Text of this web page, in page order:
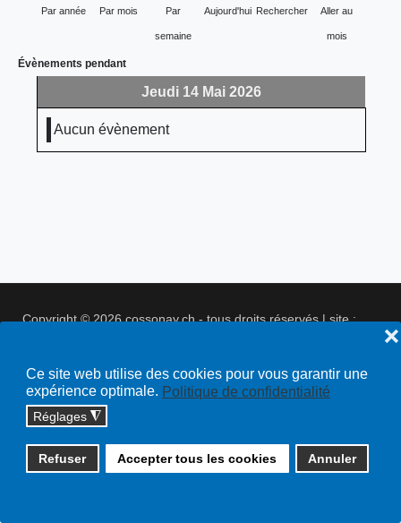
Ce site web utilise des cookies pour vous garantir une
expérience optimale. Politique de confidentialité
Réglages ◮
Refuser Accepter tous les cookies Annuler
❌
Par année Par mois Par
semaine
Aujourd'hui Rechercher Aller au
mois
Évènements pendant
Jeudi 14 Mai 2026
Aucun évènement
Copyright © 2026 cossonay.ch - tous droits réservés | site :
Plan du site